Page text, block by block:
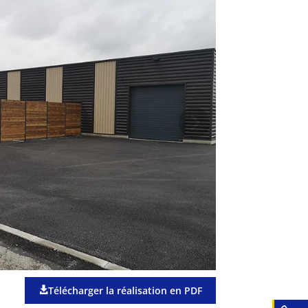
Télécharger la réalisation en PDF